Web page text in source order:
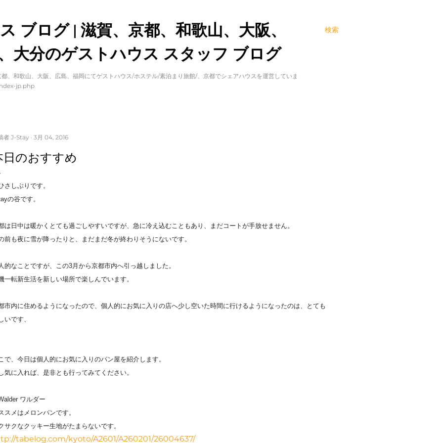
検索
ブログ | 滋賀、京都、和歌山、大阪、
大分のゲストハウス スタッフ ブログ
、和歌山、大阪、広島、福岡にてゲストハウス/ホステル/素泊まり旅館/、京都でシェアハウスを運営していま
jp.php
者 J-Stay 3月 04, 2016
日のおすすめ
さしぶりです。
の谷です。
は日中は暖かくとても過ごしやすいですが、急に冷え込むこともあり、まだコートが手放せません。
前も夜に雪が降ったりと、まだまだ冬が終わりそうにないです。
的なことですが、この3月から京都市内へ引っ越しました。
一転新生活を新しい場所で楽しんでいます。
市内に住めるようになったので、個人的にお気に入りの店へ少し空いた時間に行けるようになったのは、とても
いです、
で、今日は個人的にお気に入りのパン屋を紹介します。
気に入れば、是非とも行ってみてください。
ワルダー
スメはメロンパンです。
サクなクッキー生地がたまらないです。
tabelog.com/kyoto/A2601/A260201/26004637/